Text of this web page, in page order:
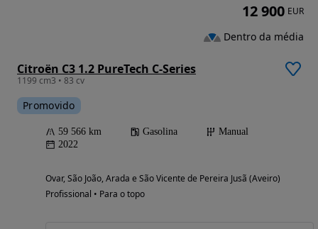
Citroën C3 1.2 PureTech C-Series
1199 cm3 • 83 cv
Promovido
59 566 km Gasolina
Manual
2022
Ovar, São João, Arada e São Vicente de Pereira Jusã (Aveiro)
Profissional • Para o topo
12 900 EUR
Dentro da média